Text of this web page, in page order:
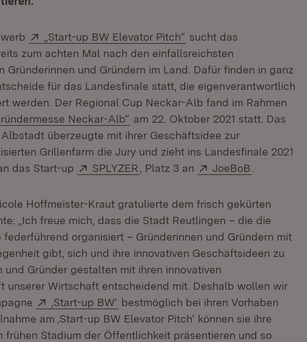
Extern:
„Start-up BW Elevator Pitch“ (Öffnet in neuem Fenster)
sucht das
zum achten Mal nach den einfallsreichsten
Gründerinnen und Gründern im Land. Dafür finden in ganz
für das Landesfinale statt, die eigenverantwortlich
werden. Der Regional Cup Neckar-Alb fand im Rahmen
Neckar-Alb“ (Öffnet in neuem Fenster)
am 22. Oktober 2021 statt. Das
in neuem Fenster)
überzeugte mit ihrer Geschäftsidee zur
Grillenfarm die Jury und zieht ins Landesfinale 2021
das Start-up
Extern:
SPLYZER (Öffnet in neuem Fenster)
, Platz 3 an Extern:
JoeBoB
Hoffmeister-Kraut gratulierte dem frisch gekürten
„Ich freue mich, dass die Stadt Reutlingen – die die
organisiert – Gründerinnen und Gründern mit
gibt, sich und ihre innovativen Geschäftsideen zu
und Gründer gestalten mit ihren innovativen
unserer Wirtschaft entscheidend mit. Deshalb wollen wir
Extern:
‚Start-up BW‘ (Öffnet in neuem Fenster)
bestmöglich bei ihren Vorhaben
am ‚Start-up BW Elevator Pitch‘ können sie ihre
frühen Stadium der Öffentlichkeit präsentieren und so